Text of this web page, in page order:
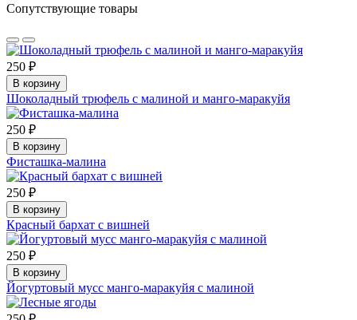
Сопутствующие товары
250 ₽
В корзину
Шоколадный трюфель с малиной и манго-маракуйя
250 ₽
В корзину
Фисташка-малина
250 ₽
В корзину
Красный бархат с вишней
250 ₽
В корзину
Йогуртовый мусс манго-маракуйя с малиной